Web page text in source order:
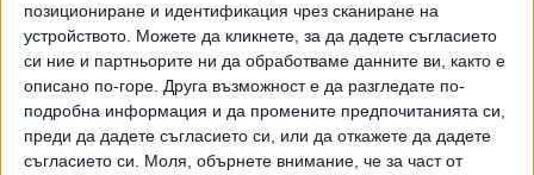
позициониране и идентификация чрез сканиране на
устройството. Можете да кликнете, за да дадете съгласието
си ние и партньорите ни да обработваме данните ви, както е
описано по-горе. Друга възможност е да разгледате по-
подробна информация и да промените предпочитанията си,
преди да дадете съгласието си, или да откажете да дадете
съгласието си.
Моля, обърнете внимание, че за част от
„Ако работник реално получава 1500 лв., но
работодателят му го осигурява на минималната работна
заплата, загубата за служителя в следващите 30 години
е близо 109 000 лв. В тази сума влизат пенсията,
обезщетенията за майчинство и безработица, от които
ще се лиши служителят. Освен това, той губи